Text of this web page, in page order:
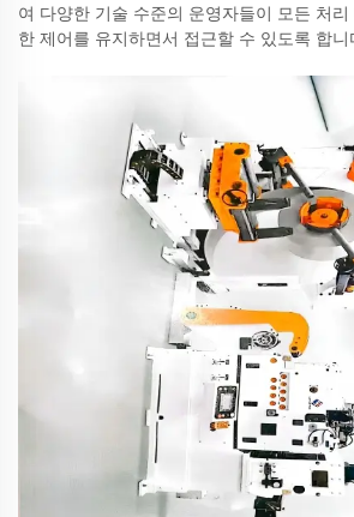
여 다양한 기술 수준의 운영자들이 모든 처
한 제어를 유지하면서 접근할 수 있도록 합니